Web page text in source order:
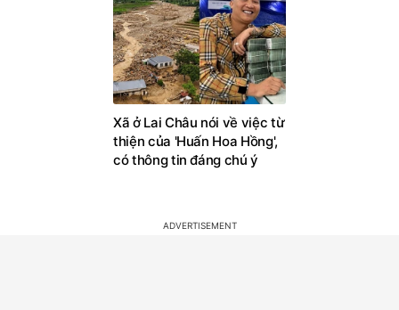
Xã ở Lai Châu nói về việc từ
thiện của 'Huấn Hoa Hồng',
có thông tin đáng chú ý